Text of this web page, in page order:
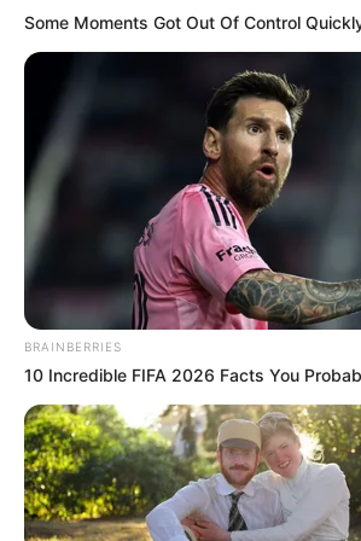
Some Moments Got Out Of Control
BRAINBERRIES
10 Incredible FIFA 2026 Facts You